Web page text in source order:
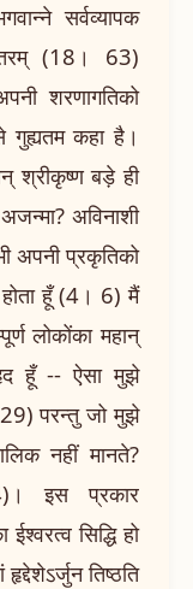
सर्वव्यापक
(18। 63)
शरणागतिको
गुह्यतम कहा है।
श्रीकृष्ण बड़े ही
अविनाशी
अपनी प्रकृतिको
हूँ (4। 6) मैं
लोकोंका महान्
हूँ -- ऐसा मुझे
29) परन्तु जो मुझे
नहीं मानते?
इस प्रकार
सिद्धि हो
तिष्ठति